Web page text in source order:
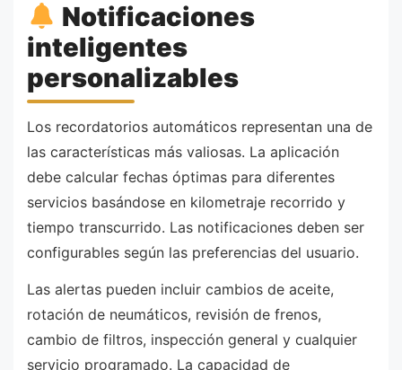
Notificaciones
inteligentes
personalizables
Los recordatorios automáticos representan una de
las características más valiosas. La aplicación
debe calcular fechas óptimas para diferentes
servicios basándose en kilometraje recorrido y
tiempo transcurrido. Las notificaciones deben ser
configurables según las preferencias del usuario.
Las alertas pueden incluir cambios de aceite,
rotación de neumáticos, revisión de frenos,
cambio de filtros, inspección general y cualquier
servicio programado. La capacidad de